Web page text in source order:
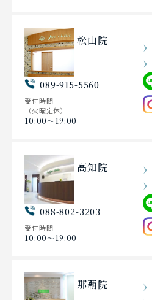
松山院
089-915-5560
受付時間
（火曜定休）
10:00〜19:00
高知院
088-802-3203
受付時間
10:00〜19:00
那覇院